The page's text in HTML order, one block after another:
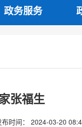
政务服务
张福生
布时间： 2024-03-20